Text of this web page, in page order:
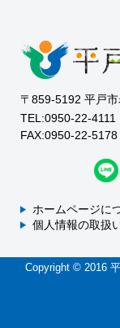
〒859-5192 平戸
TEL:0950-22-4111
FAX:0950-22-5178
ホームページに
個人情報の取扱
Copyright © 2016